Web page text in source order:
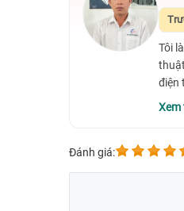
Tôi
điện
Xem
Đánh giá: